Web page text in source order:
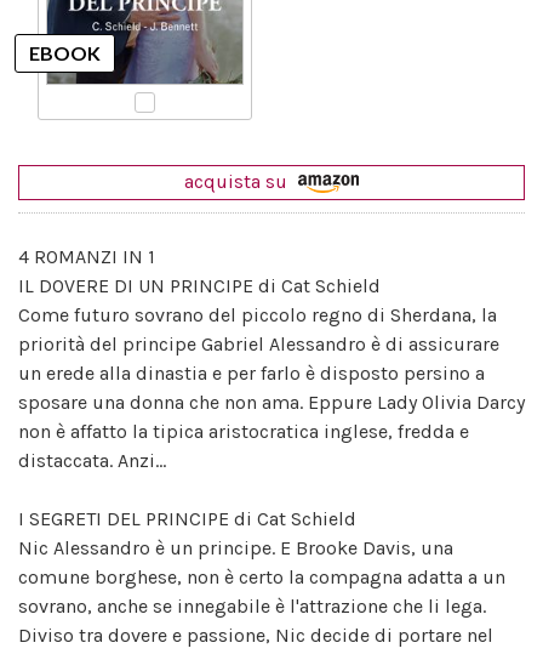
acquista su
4 ROMANZI IN 1
IL DOVERE DI UN PRINCIPE di Cat Schield
Come futuro sovrano del piccolo regno di Sherdana, la
priorità del principe Gabriel Alessandro è di assicurare
un erede alla dinastia e per farlo è disposto persino a
sposare una donna che non ama. Eppure Lady Olivia Darcy
non è affatto la tipica aristocratica inglese, fredda e
distaccata. Anzi...
I SEGRETI DEL PRINCIPE di Cat Schield
Nic Alessandro è un principe. E Brooke Davis, una
comune borghese, non è certo la compagna adatta a un
sovrano, anche se innegabile è l'attrazione che li lega.
Diviso tra dovere e passione, Nic decide di portare nel